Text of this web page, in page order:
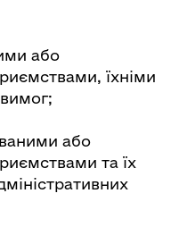
або
їхніми
або
та їх